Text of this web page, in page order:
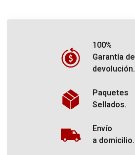
100%
Garantía de
devolución.
Paquetes
Sellados.
Envío
a domicilio.